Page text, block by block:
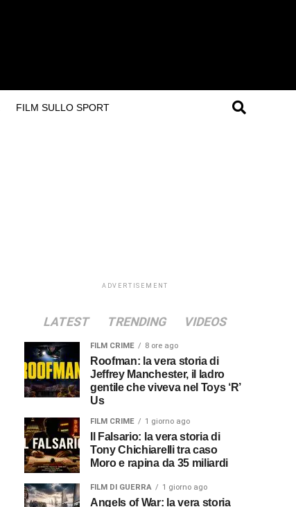
FILM SULLO SPORT
ADVERTISEMENT
LATEST TRENDING VIDEOS
FILM CRIME 8 ore ago
Roofman: la vera storia di
Jeffrey Manchester, il ladro
gentile che viveva nel Toys ‘R’
Us
FILM CRIME 1 giorno ago
Tony Chichiarelli tra caso
Moro e rapina da 35 miliardi
FILM DI GUERRA 1 giorno ago
Angels of War: la vera storia